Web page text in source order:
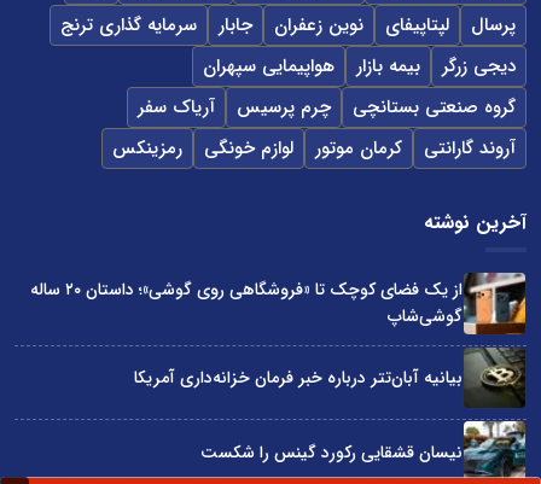
پرسال
لپتاپیفای نوین زعفران جابار
سرمایه گذاری ترنج
دیجی زرگر
بیمه بازار
هواپیمایی سپهران
گروه صنعتی بستانچی
چرم پرسیس
آریاک سفر
آروند گارانتی
کرمان موتور لوازم خونگی رمزینکس
آخرین نوشته
از یک فضای کوچک تا «فروشگاهی روی گوشی»؛ داستان ۲۰ ساله
گوشی‌شاپ
بیانیه آبان‌تتر درباره خبر فرمان خزانه‌داری آمریکا
نیسان قشقایی رکورد گینس را شکست